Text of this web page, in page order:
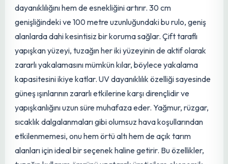
Ürün Özellikleri ve Teknolojik
Üstünlük
Piyasada bulunan birçok yapışkan tuzaktan farklı olarak,
profesyonel sarı-mavi rulo tuzaklar, yüksek kaliteli
polyethylene (PE) malzemeden üretilir. PE, tuzağın hem
dayanıklılığını hem de esnekliğini artırır. 30 cm
genişliğindeki ve 100 metre uzunluğundaki bu rulo, geniş
alanlarda dahi kesintisiz bir koruma sağlar. Çift taraflı
yapışkan yüzeyi, tuzağın her iki yüzeyinin de aktif olarak
zararlı yakalamasını mümkün kılar, böylece yakalama